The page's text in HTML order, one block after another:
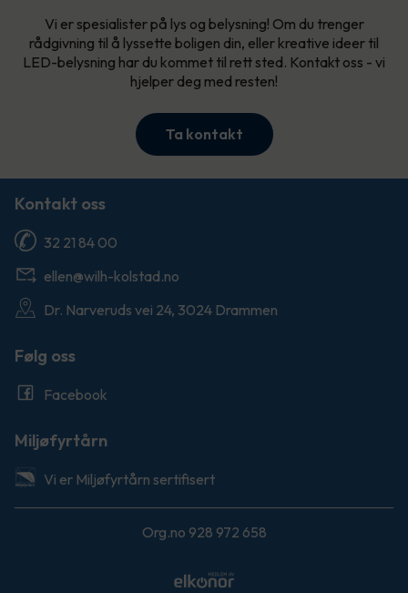
Vi er spesialister på lys og belysning! Om du trenger
rådgivning til å lyssette boligen din, eller kreative ideer til
LED-belysning har du kommet til rett sted. Kontakt oss - vi
hjelper deg med resten!
Ta kontakt
Kontakt oss
32 21 84 00
ellen@wilh-kolstad.no
Dr. Narveruds vei 24, 3024 Drammen
Følg oss
Facebook
Miljøfyrtårn
Vi er Miljøfyrtårn sertifisert
Org.no 928 972 658